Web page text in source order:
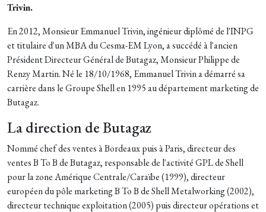
Trivin.
En 2012, Monsieur Emmanuel Trivin, ingénieur diplômé de l'INPG
et titulaire d'un MBA du Cesma-EM Lyon, a succédé à l'ancien
Président Directeur Général de Butagaz, Monsieur Philippe de
Renzy Martin. Né le 18/10/1968, Emmanuel Trivin a démarré sa
carrière dans le Groupe Shell en 1995 au département marketing de
Butagaz.
La direction de Butagaz
Nommé chef des ventes à Bordeaux puis à Paris, directeur des
ventes B To B de Butagaz, responsable de l'activité GPL de Shell
pour la zone Amérique Centrale/Caraïbe (1999), directeur
européen du pôle marketing B To B de Shell Metalworking (2002),
directeur technique exploitation (2005) puis directeur opérations et